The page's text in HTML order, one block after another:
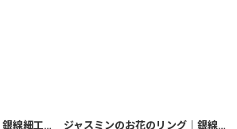
レースの透かしリング｜銀線細工の透かしの繊細さを堪能できるシンプルリング。1号〜18号まで。【silver925】 ジャスミンのお花のリング｜銀線細工の花びらが美しい。フリーサイズリング【金属アレルギーの方に配慮したニッケルフリー加工】